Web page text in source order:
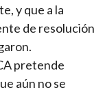
y que a la
de resolución
pretende
aún no se